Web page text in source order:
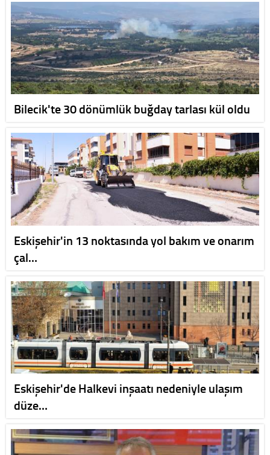
Bilecik'te 30 dönümlük buğday tarlası kül oldu
Eskişehir'in 13 noktasında yol bakım ve onarım
çal…
Eskişehir'de Halkevi inşaatı nedeniyle ulaşım
düze…